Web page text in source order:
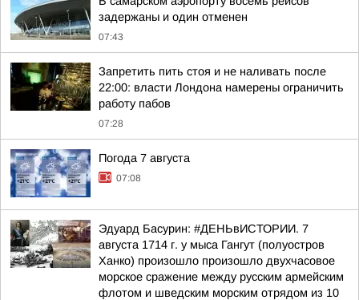
задержаны и один отменен
07:43
Запретить пить стоя и не наливать после
22:00: власти Лондона намерены ограничить
работу пабов
07:28
Погода 7 августа
07:08
Эдуард Басурин: #ДЕНЬвИСТОРИИ. 7
августа 1714 г. у мыса Гангут (полуостров
Ханко) произошло произошло двухчасовое
морское сражение между русским армейским
флотом и шведским морским отрядом из 10